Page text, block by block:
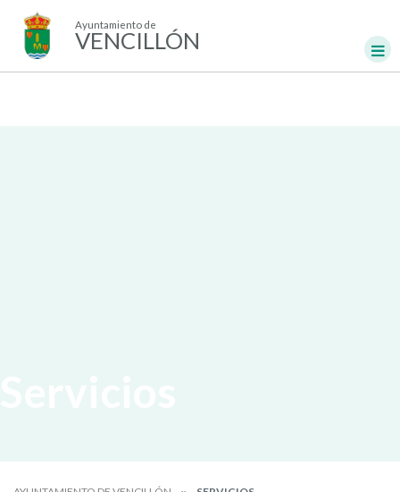
Ayuntamiento de
VENCILLÓN